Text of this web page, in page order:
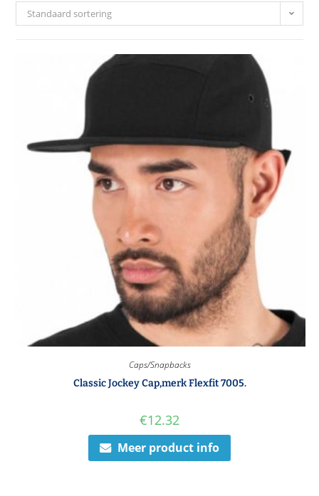
Standaard sortering
Caps/Snapbacks
Classic Jockey Cap,merk Flexfit 7005.
€12.32
Meer product info